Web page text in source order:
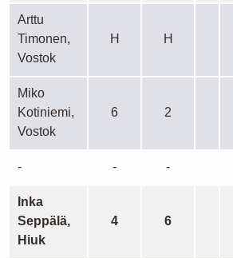
Arttu
Timonen,
Vostok
H H
Miko
Kotiniemi,
Vostok
6 2
- - -
Inka
Seppälä,
Hiuk
4 6